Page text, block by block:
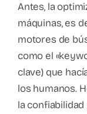
Antes, la
máquinas, es
motores de
como el
clave) que
los humanos.
la